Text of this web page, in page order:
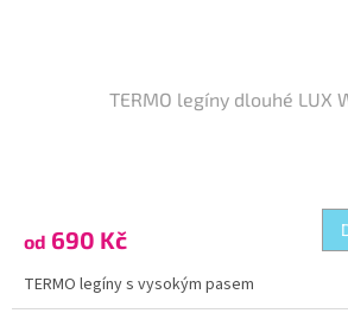
TERMO legíny dlouhé LUX
od 690 Kč
TERMO legíny s vysokým pasem